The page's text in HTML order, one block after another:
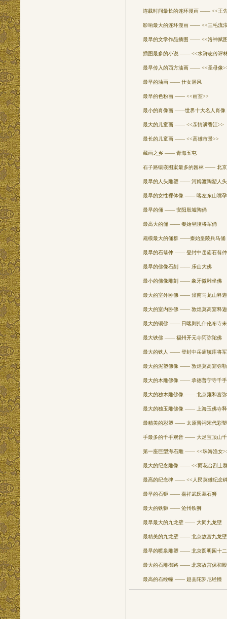
连载时间最长的连环漫画 —— <<王
影响最大的连环漫画 —— <<三毛流
最早的文学作品插图 —— <<洛神赋
插图最多的小说 —— <<水浒志传评
最早传入的西方油画 —— <<圣母像
最早的油画 —— 仕女屏风
最早的色粉画 —— <<画室>>
最小的肖像画 ——世界十大名人肖像
最大的儿童画 —— <<亲情满香江>>
最长的儿童画 —— <<高雄市景>>
藏画之乡 —— 青海五屯
石子路镶嵌图案最多的园林 —— 北京
最早的人头雕塑 —— 河姆渡陶塑人
最早的女性裸体像 —— 喀左东山嘴孕
最早的俑 —— 安阳殷墟陶俑
最高大的俑 —— 秦始皇陵将军俑
规模最大的俑群 ——秦始皇陵兵马俑
最早的石翁仲 —— 登封中岳庙石翁仲
最早的佛像石刻 —— 乐山大佛
最小的佛像雕刻 —— 象牙微雕坐佛
最大的室外卧佛 —— 潼南马龙山释迦
最大的室内卧佛 —— 敦煌莫高窟释迦
最大的铜佛 —— 日喀则扎什伦布寺未
最大铁佛 —— 福州开元寺阿弥陀佛
最大的铁人 —— 登封中岳庙镇库将军
最大的泥塑佛像 —— 敦煌莫高窟弥
最大的木雕佛像 —— 承德普宁寺千手
最大的独木雕佛像 —— 北京雍和宫弥
最大的独玉雕佛像 —— 上海玉佛寺释
最精美的彩塑 —— 太原晋祠宋代彩塑
手最多的千手观音 —— 大足宝顶山千
第一座巨型海石雕 —— <<珠海渔女
最大的纪念雕像 —— <<雨花台烈士
最高的纪念碑 —— <<人民英雄纪念
最早的石狮 —— 嘉祥武氏墓石狮
最大的铁狮 —— 沧州铁狮
最早最大的九龙壁 —— 大同九龙壁
最精美的九龙壁 —— 北京故宫九龙壁
最早的喷泉雕塑 —— 北京圆明园十二
最大的石雕御路 —— 北京故宫保和殿
最高的石经幢 —— 赵县陀罗尼经幢